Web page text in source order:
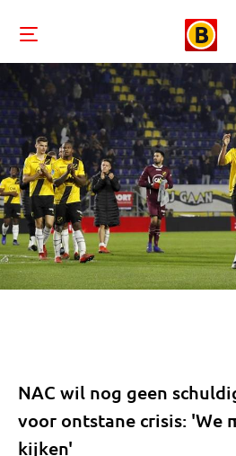
NAC wil nog geen
voor ontstane crisis: 'We
kijken'